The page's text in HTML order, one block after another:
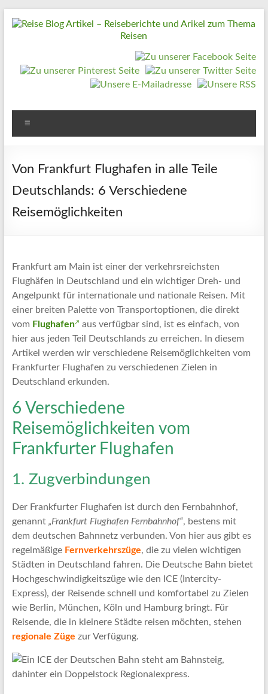
Inhalt
Blog
–
Reiseberichte
Arikel
zum
Thema
Reisen
Artikel
Tipps
und
Informationen
zum
Thema
Reisen
Von Frankfurt Flughafen in alle Teile
Deutschlands: 6 Verschiedene
Reisemöglichkeiten
Frankfurt am Main ist einer der verkehrsreichsten
Flughäfen in Deutschland und ein wichtiger Dreh- und
Angelpunkt für internationale und nationale Reisen. Mit
einer breiten Palette von Transportoptionen, die direkt
vom Flughafen
aus verfügbar sind, ist es einfach, von
hier aus jeden Teil Deutschlands zu erreichen. In diesem
Artikel werden wir verschiedene Reisemöglichkeiten vom
Frankfurter Flughafen zu verschiedenen Zielen in
Deutschland erkunden.
6 Verschiedene
Reisemöglichkeiten vom
Frankfurter Flughafen
1. Zugverbindungen
Der Frankfurter Flughafen ist durch den Fernbahnhof,
genannt „Frankfurt Flughafen Fernbahnhof“, bestens mit
dem deutschen Bahnnetz verbunden. Von hier aus gibt es
regelmäßige Fernverkehrszüge, die zu vielen wichtigen
Städten in Deutschland fahren. Die Deutsche Bahn bietet
Hochgeschwindigkeitszüge wie den ICE (Intercity-
Express), der Reisende schnell und komfortabel zu Zielen
wie Berlin, München, Köln und Hamburg bringt. Für
Reisende, die in kleinere Städte reisen möchten, stehen
regionale Züge zur Verfügung.